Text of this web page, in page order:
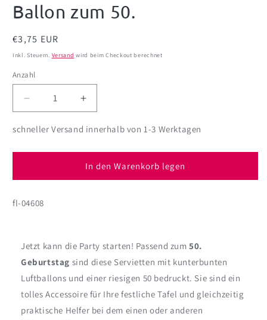
Ballon zum 50.
Normaler
Preis
€3,75 EUR
Inkl. Steuern. Versand wird beim Checkout berechnet
Anzahl
Anzahl
Verringere
die
Menge
Geburtstagsservietten
zum
Erhöhe
die
Menge
Geburtstagsservietten
Ballon
zum
schneller Versand innerhalb von 1-3 Werktagen
In den Warenkorb legen
fl-04608
Jetzt kann die Party starten! Passend zum50.
Geburtstag sind diese Servietten mit kunterbunten
Luftballons und einer riesigen 50 bedruckt. Sie sind ein
tolles Accessoire für Ihre festliche Tafel und gleichzeitig
praktische Helfer bei dem einen oder anderen